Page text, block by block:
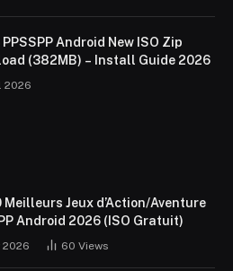
PPSSPP Android New ISO Zip
(382MB) – Install Guide 2026
2026
Meilleurs Jeux d’Action/Aventure
Android 2026 (ISO Gratuit)
2026 60 Views